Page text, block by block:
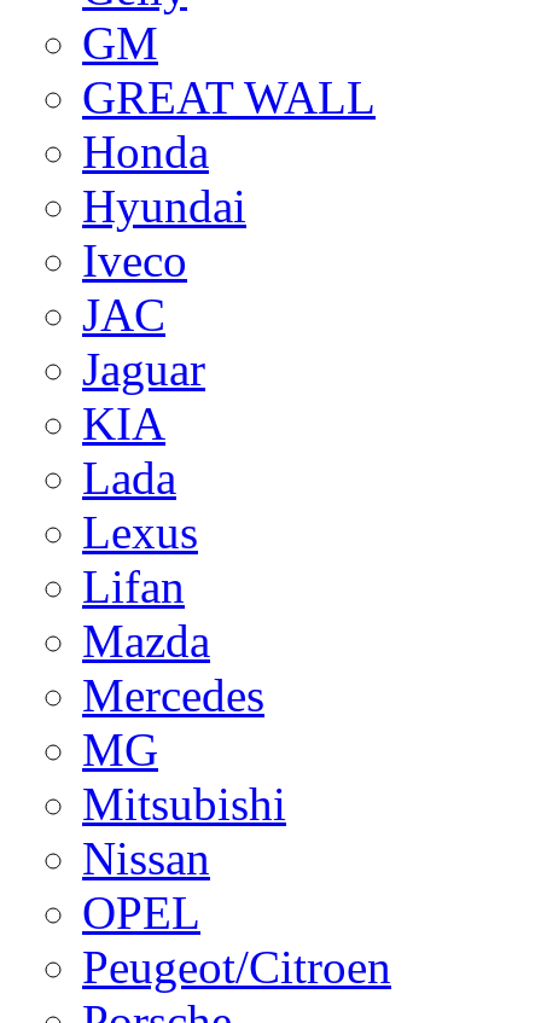
GM
GREAT WALL
Honda
Hyundai
Iveco
JAC
Jaguar
KIA
Lada
Lexus
Lifan
Mazda
Mercedes
MG
Mitsubishi
Nissan
OPEL
Peugeot/Citroen